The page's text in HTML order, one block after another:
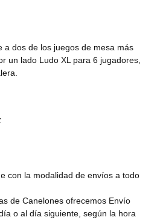
a dos de los juegos de mesa más
un lado Ludo XL para 6 jugadores,
con la modalidad de envíos a todo
de Canelones ofrecemos Envío
o al día siguiente, según la hora